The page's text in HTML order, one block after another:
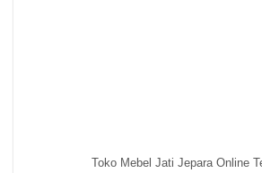
Toko Mebel Jati Jepara Online